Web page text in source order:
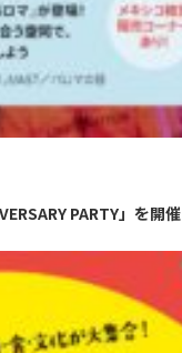
PARTY」を開催